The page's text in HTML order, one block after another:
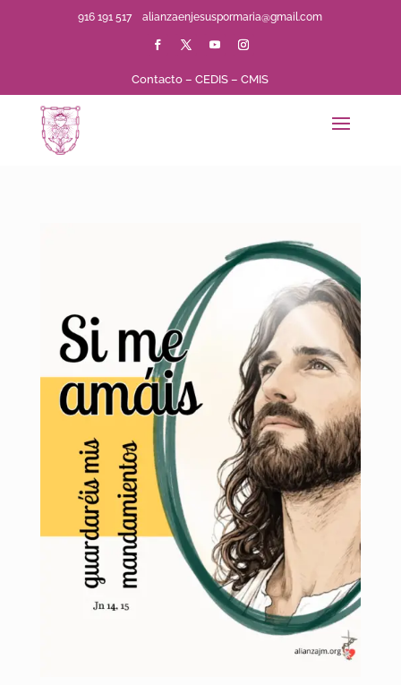
916 191 517alianzaenjesuspormaria@gmail.com
Contacto –CEDIS –CMIS